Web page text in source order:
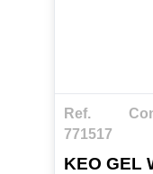
Ref.
771517
KEO GEL